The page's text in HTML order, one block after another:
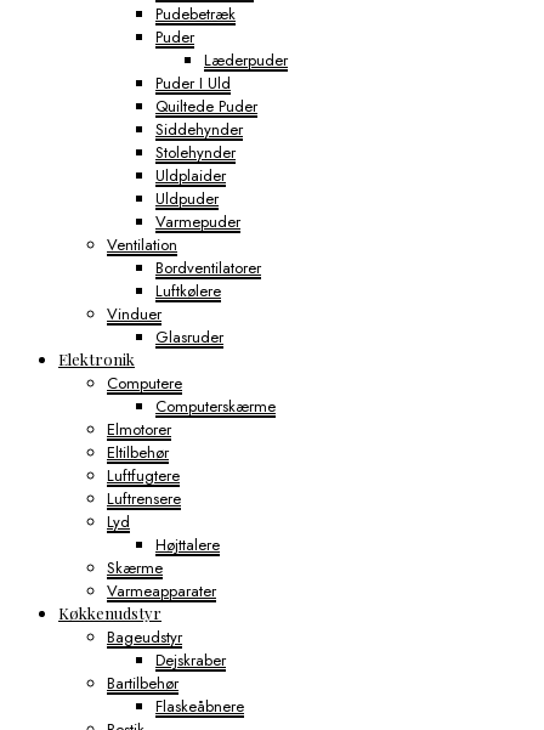
Pudebetræk
Puder
Læderpuder
Puder I Uld
Quiltede Puder
Siddehynder
Stolehynder
Uldplaider
Uldpuder
Varmepuder
Ventilation
Bordventilatorer
Luftkølere
Vinduer
Glasruder
Elektronik
Computere
Computerskærme
Elmotorer
Eltilbehør
Luftfugtere
Luftrensere
Lyd
Højttalere
Skærme
Varmeapparater
Køkkenudstyr
Bageudstyr
Dejskraber
Bartilbehør
Flaskeåbnere